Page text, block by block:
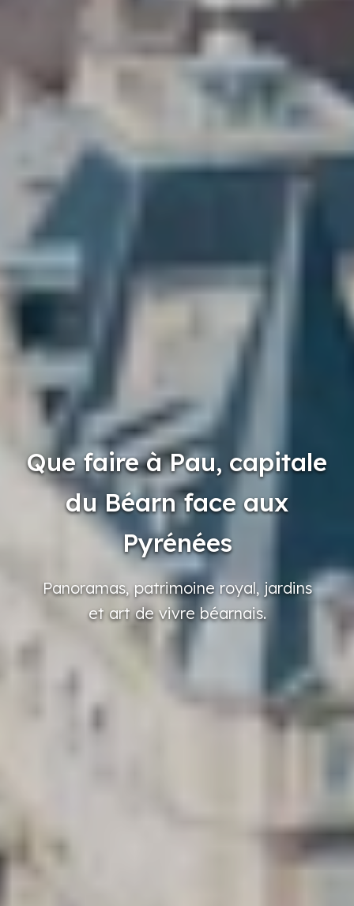
Que faire à Pau, capitale
du Béarn face aux
Pyrénées
Panoramas, patrimoine royal, jardins
et art de vivre béarnais.